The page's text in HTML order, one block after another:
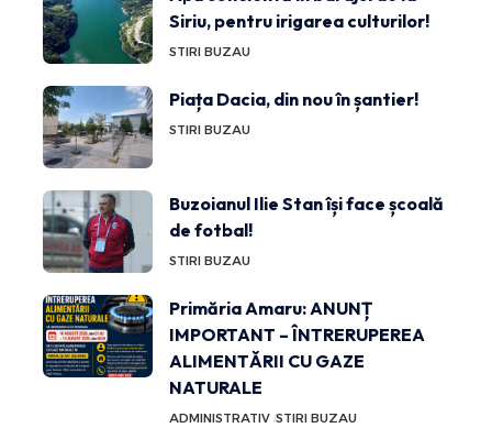
Siriu, pentru irigarea culturilor!
STIRI BUZAU
Piața Dacia, din nou în șantier!
STIRI BUZAU
Buzoianul Ilie Stan își face școală
de fotbal!
STIRI BUZAU
Primăria Amaru: ANUNȚ
IMPORTANT – ÎNTRERUPEREA
ALIMENTĂRII CU GAZE
NATURALE
ADMINISTRATIV STIRI BUZAU